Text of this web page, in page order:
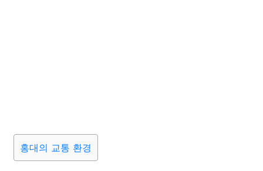
홍대의 교통 환경